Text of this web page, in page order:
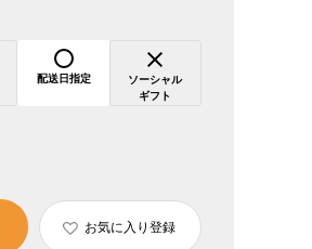
配送日指定
ソーシャル
ギフト
お気に入り登録